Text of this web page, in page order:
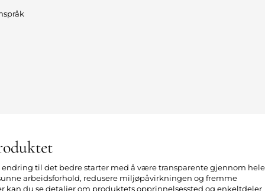
endring til det bedre starter med å være transparente gjennom hele
arbeidsforhold, redusere miljøpåvirkningen og fremme
kan du se detaljer om produktets opprinnelsessted og enkeltdeler